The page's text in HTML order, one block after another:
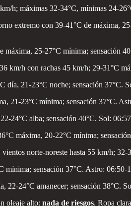
h; máximas 32-34°C, mínimas 24-
extremo con 39-41°C de máxima,
25-27°C mínima; sensación
km/h con rachas 45 km/h; 29-31°C
día, 21-23°C noche; sensación 37°C.
21-23°C mínima; sensación 37°C.
24°C alba; sensación 40°C. Sol:
máxima, 20-22°C mínima;
vientos norte-noreste hasta 55 km/h;
mínima; sensación 37°C. Astro: 06:50-
22-24°C amanecer; sensación 38°C.
oleaje alto: nada de riesgos. Ropa